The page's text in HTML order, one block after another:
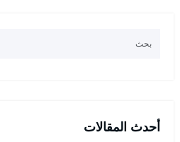
أحدث المقالات